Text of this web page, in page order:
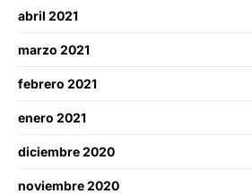
abril 2021
marzo 2021
febrero 2021
enero 2021
diciembre 2020
noviembre 2020